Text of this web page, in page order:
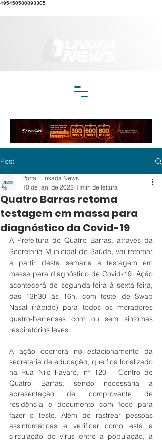
495450580893305
Post
Quatro Barras retoma
testagem em massa para
diagnóstico da Covid-19
Portal Linkada News
10 de jan. de 2022 1 min de leitura
A Prefeitura de Quatro Barras, através da
Secretaria Municipal de Saúde, vai retomar
a partir desta semana a testagem em
massa para diagnóstico de Covid-19. Ação
acontecerá de segunda-feira à sexta-feira,
das 13h30 às 16h, com teste de Swab
Nasal (rápido) para todos os moradores
quatro-barrenses com ou sem sintomas
respiratórios leves.
A ação ocorrerá no estacionamento da
secretaria de educação, que fica localizado
na Rua Nilo Favaro, nº 120 – Centro de
Quatro Barras, sendo necessária a
apresentação de comprovante de
residência e documento com foco para
fazer o teste. Além de rastrear pessoas
assintomáticas e verificar como está a
circulação do vírus entre a população, a